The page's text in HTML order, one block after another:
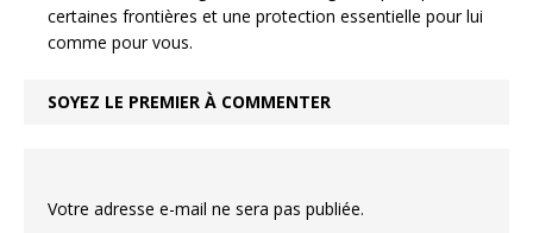
certaines frontières et une protection essentielle pour lui
comme pour vous.
SOYEZ LE PREMIER À COMMENTER
Votre adresse e-mail ne sera pas publiée.